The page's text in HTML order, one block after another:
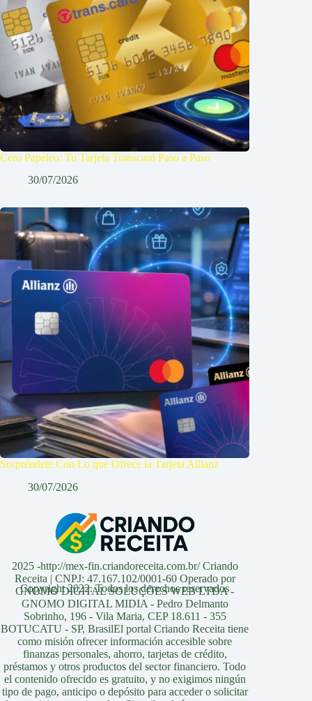
Cero Papeleo: Tu Tarjeta Transcard Paso a Paso
30/07/2026
Sorpréndete Con Lo que Ofrece la Tarjeta Allianz
30/07/2026
Copyright 2022. Todos los derechos reservados
2025 -http://mex-fin.criandoreceita.com.br/ Criando
Receita | CNPJ: 47.167.102/0001-60 Operado por
GNOMO DIGITAL SOLUÇÕES WEB LTDA -
GNOMO DIGITAL MIDIA - Pedro Delmanto
Sobrinho, 196 - Vila Maria, CEP 18.611 - 355
BOTUCATU - SP, BrasilEl portal Criando Receita tiene
como misión ofrecer información accesible sobre
finanzas personales, ahorro, tarjetas de crédito,
préstamos y otros productos del sector financiero. Todo
el contenido ofrecido es gratuito, y no exigimos ningún
tipo de pago, anticipo o depósito para acceder o solicitar